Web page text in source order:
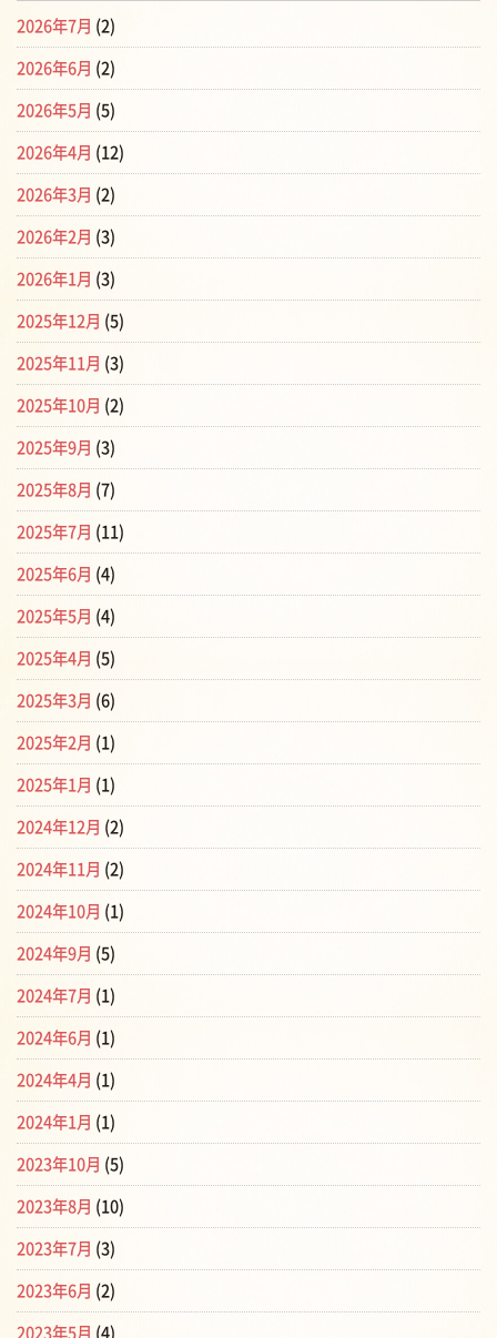
2026年7月 (2)
2026年6月 (2)
2026年5月 (5)
2026年4月 (12)
2026年3月 (2)
2026年2月 (3)
2026年1月 (3)
2025年12月 (5)
2025年11月 (3)
2025年10月 (2)
2025年9月 (3)
2025年8月 (7)
2025年7月 (11)
2025年6月 (4)
2025年5月 (4)
2025年4月 (5)
2025年3月 (6)
2025年2月 (1)
2025年1月 (1)
2024年12月 (2)
2024年11月 (2)
2024年10月 (1)
2024年9月 (5)
2024年7月 (1)
2024年6月 (1)
2024年4月 (1)
2024年1月 (1)
2023年10月 (5)
2023年8月 (10)
2023年7月 (3)
2023年6月 (2)
2023年5月 (4)